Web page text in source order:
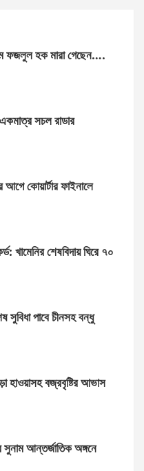
ফজলুল হক মারা গেছেন….
সচল রাডার
আগে কোয়ার্টার ফাইনালে
খামেনির শেষবিদায় ঘিরে ৭০
সুবিধা পাবে চীনসহ বন্ধু
হাওয়াসহ বজ্রবৃষ্টির আভাস
সুনাম আন্তর্জাতিক অঙ্গনে